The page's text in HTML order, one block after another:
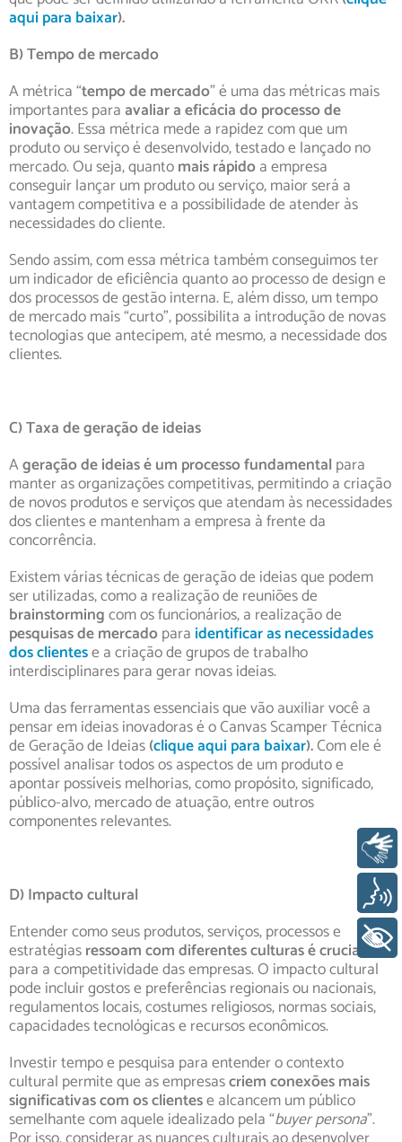
aqui para baixar).
B) Tempo de mercado
A métrica “tempo de mercado” é uma das métricas mais
importantes para avaliar a eficácia do processo de
inovação. Essa métrica mede a rapidez com que um
produto ou serviço é desenvolvido, testado e lançado no
mercado. Ou seja, quantomais rápidoa empresa
conseguir lançar um produto ou serviço, maior será a
vantagem competitiva e a possibilidade de atender às
necessidades do cliente.
Sendo assim, com essa métrica também conseguimos ter
um indicador de eficiência quanto ao processo de design e
dos processos de gestão interna. E, além disso, um tempo
de mercado mais “curto”, possibilita a introdução de novas
tecnologias que antecipem, até mesmo, a necessidade dos
clientes.
C) Taxa de geração de ideias
Ageração de ideias é um processo fundamental para
manter as organizações competitivas, permitindo a criação
de novos produtos e serviços que atendam às necessidades
dos clientes e mantenham a empresa à frente da
concorrência.
Existem várias técnicas de geração de ideias que podem
ser utilizadas, como a realização de reuniões de
brainstormingcom os funcionários, a realização de
pesquisas de mercadopara identificar as necessidades
dos clientese a criação de grupos de trabalho
interdisciplinares para gerar novas ideias.
Uma das ferramentas essenciais que vão auxiliar você a
pensar em ideias inovadoras é o Canvas Scamper Técnica
de Geração de Ideias(clique aqui para baixar).Com ele é
possível analisar todos os aspectos de um produto e
apontar possíveis melhorias, como propósito, significado,
público-alvo, mercado de atuação, entre outros
componentes relevantes.
D) Impacto cultural
Entender como seus produtos, serviços, processos e
estratégiasressoam com diferentes culturas é crucial
para a competitividade das empresas. O impacto cultural
pode incluir gostos e preferências regionais ou nacionais,
regulamentos locais, costumes religiosos, normas sociais,
capacidades tecnológicas e recursos econômicos.
Investir tempo e pesquisa para entender o contexto
cultural permite que as empresascriem conexões mais
significativas com os clientese alcancem um público
semelhante com aquele idealizado pela “buyer persona”.
+ Acessibilidade